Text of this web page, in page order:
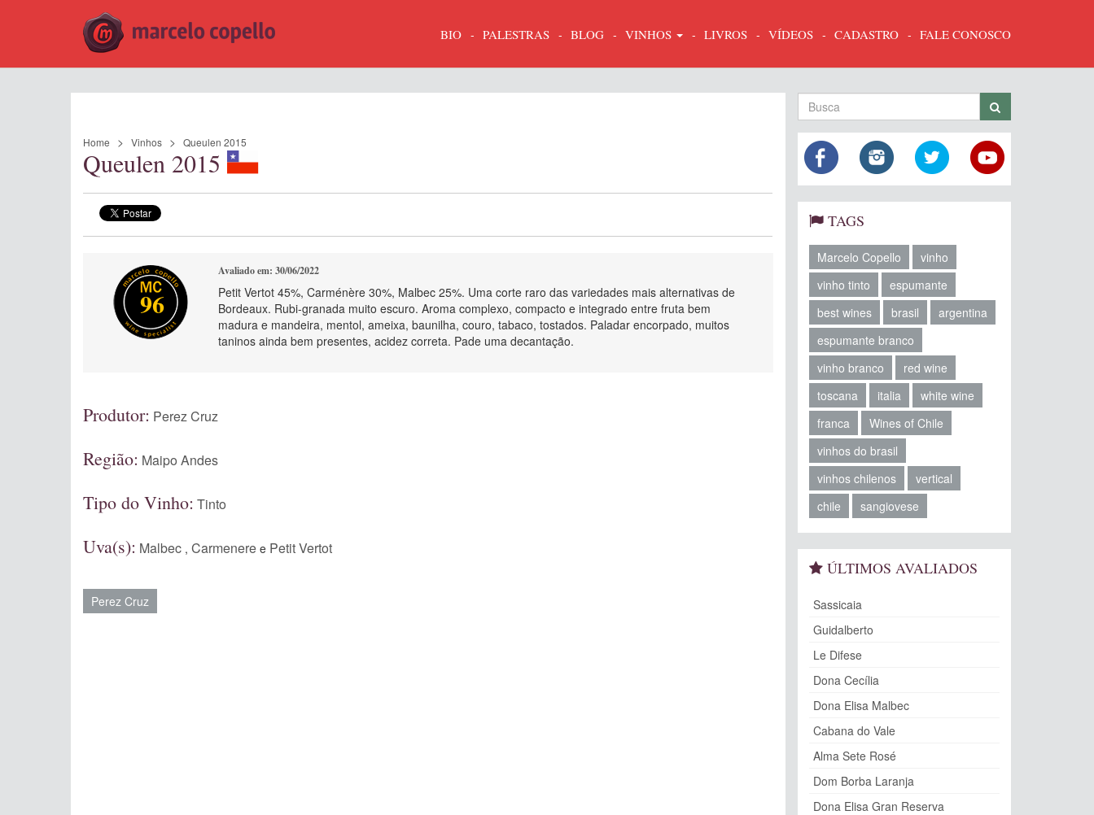
BIO PALESTRAS BLOG VINHOS LIVROS VÍDEOS CADASTRO FALE CONOSCO
Home Vinhos Queulen 2015
Queulen 2015
96
Avaliado em: 30/06/2022
Petit Vertot 45%, Carménère 30%, Malbec 25%. Uma corte raro das variedades mais alternativas de
Bordeaux. Rubi-granada muito escuro. Aroma complexo, compacto e integrado entre fruta bem
madura e mandeira, mentol, ameixa, baunilha, couro, tabaco, tostados. Paladar encorpado, muitos
taninos ainda bem presentes, acidez correta. Pade uma decantação.
Produtor: Perez Cruz
Região: Maipo Andes
Tipo do Vinho: Tinto
Uva(s): Malbec , Carmenere e Petit Vertot
Perez Cruz
TAGS
Marcelo Copello
vinho
vinho tinto
espumante
best wines
brasil
argentina
espumante branco
vinho branco
red wine
toscana
italia
white wine
franca
Wines of Chile
vinhos do brasil
vinhos chilenos
vertical
chile
sangiovese
ÚLTIMOS AVALIADOS
Sassicaia
Guidalberto
Le Difese
Dona Cecília
Dona Elisa Malbec
Cabana do Vale
Alma Sete Rosé
Dom Borba Laranja
Dona Elisa Gran Reserva